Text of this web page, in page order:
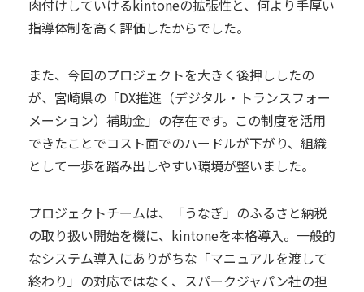
肉付けしていけるkintoneの拡張性と、何より手厚い
指導体制を高く評価したからでした。
また、今回のプロジェクトを大きく後押ししたの
が、宮崎県の「DX推進（デジタル・トランスフォー
メーション）補助金」の存在です。この制度を活用
できたことでコスト面でのハードルが下がり、組織
として一歩を踏み出しやすい環境が整いました。
プロジェクトチームは、「うなぎ」のふるさと納税
の取り扱い開始を機に、kintoneを本格導入。一般的
なシステム導入にありがちな「マニュアルを渡して
終わり」の対応ではなく、スパークジャパン社の担